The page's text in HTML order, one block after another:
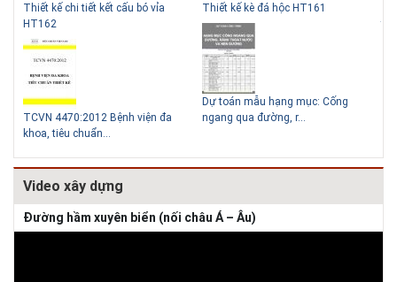
Thiết kế kè đá hộc HT161
Dự toán mẫu hạng mục: Cống
ngang qua đường, r...
Thoát nước-Bản vẽ thiết kế kỹ
thuật cống tròn...
Hồ sơ mẫu bản vẽ thiết kế hệ thống
Video xây dựng
Đường hầm xuyên biển (nối châu Á – Âu)